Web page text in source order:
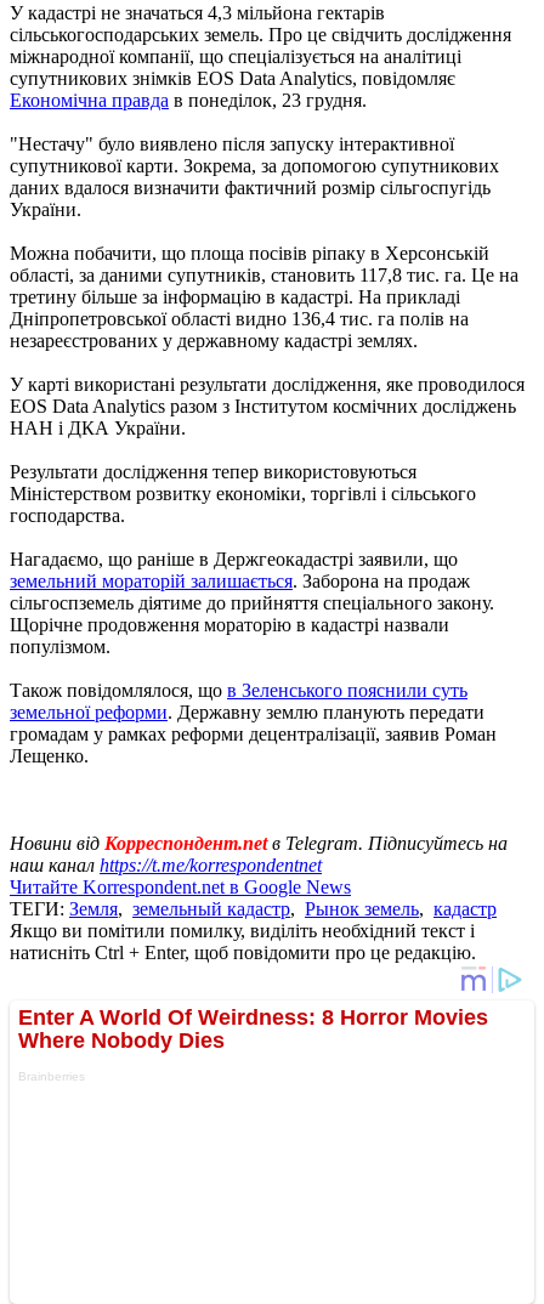
У кадастрі не значаться 4,3 мільйона гектарів
сільськогосподарських земель. Про це свідчить дослідження
міжнародної компанії, що спеціалізується на аналітиці
супутникових знімків EOS Data Analytics, повідомляє
Економічна правда в понеділок, 23 грудня.
"Нестачу" було виявлено після запуску інтерактивної
супутникової карти. Зокрема, за допомогою супутникових
даних вдалося визначити фактичний розмір сільгоспугідь
України.
Можна побачити, що площа посівів ріпаку в Херсонській
області, за даними супутників, становить 117,8 тис. га. Це на
третину більше за інформацію в кадастрі. На прикладі
Дніпропетровської області видно 136,4 тис. га полів на
незареєстрованих у державному кадастрі землях.
У карті використані результати дослідження, яке проводилося
EOS Data Analytics разом з Інститутом космічних досліджень
НАН і ДКА України.
Результати дослідження тепер використовуються
Міністерством розвитку економіки, торгівлі і сільського
господарства.
Нагадаємо, що раніше в Держгеокадастрі заявили, що
земельний мораторій залишається. Заборона на продаж
сільгоспземель діятиме до прийняття спеціального закону.
Щорічне продовження мораторію в кадастрі назвали
популізмом.
Також повідомлялося, що в Зеленського пояснили суть
земельної реформи. Державну землю планують передати
громадам у рамках реформи децентралізації, заявив Роман
Лещенко.
Новини від Корреспондент.netв Telegram. Підписуйтесь на
наш канал https://t.me/korrespondentnet
Читайте Korrespondent.net в Google News
ТЕГИ: Земля, земельный кадастр, Рынок земель, кадастр
Якщо ви помітили помилку, виділіть необхідний текст і
натисніть Ctrl + Enter, щоб повідомити про це редакцію.